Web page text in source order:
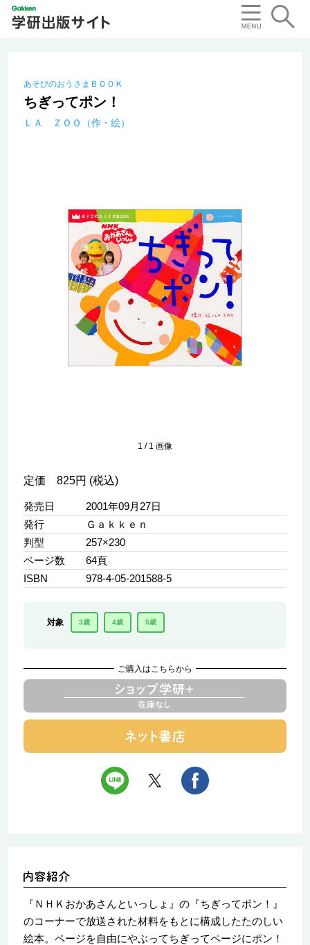
あそびのおうさまＢＯＯＫ
ちぎってポン！
ＬＡ ＺＯＯ（作・絵）
1 / 1 画像
定価 825円 (税込)
発売日
2001年09月27日
発行
Ｇａｋｋｅｎ
判型
257×230
ページ数
64頁
ISBN
978-4-05-201588-5
対象 3歳 4歳 5歳
ご購入はこちらから
『ＮＨＫおかあさんといっしょ』の『ちぎってポン！』
のコーナーで放送された材料をもとに構成したたのしい
絵本。ページを自由にやぶってちぎってページにポン！